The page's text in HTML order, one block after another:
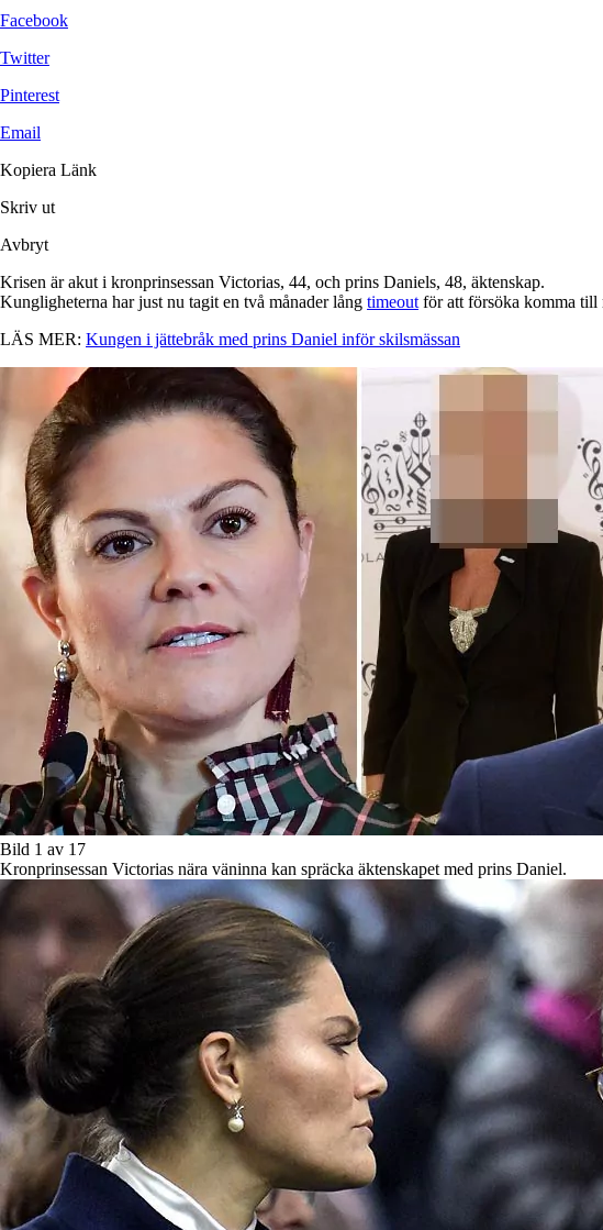
Facebook
Twitter
Pinterest
Email
Kopiera Länk
Skriv ut
Avbryt
Krisen är akut i kronprinsessan Victorias, 44, och prins Daniels, 48, äktenskap.
Kungligheterna har just nu tagit en två månader lång timeout för att försöka komma till
LÄS MER: Kungen i jättebråk med prins Daniel inför skilsmässan
Bild 1 av 17
Kronprinsessan Victorias nära väninna kan spräcka äktenskapet med prins Daniel.